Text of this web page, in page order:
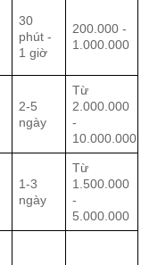
30
phút -
1 giờ
200.000 -
1.000.000
2-5
ngày
Từ
2.000.000
-
10.000.000
1-3
ngày
Từ
1.500.000
-
5.000.000